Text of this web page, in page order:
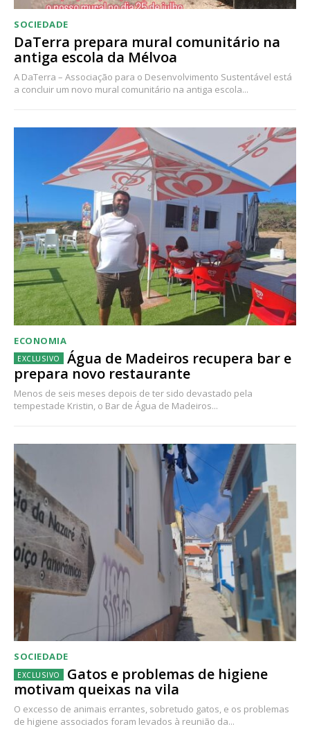
SOCIEDADE
DaTerra prepara mural comunitário na
antiga escola da Mélvoa
A DaTerra – Associação para o Desenvolvimento Sustentável está
a concluir um novo mural comunitário na antiga escola...
ECONOMIA
Água de Madeiros recupera bar e
prepara novo restaurante
Menos de seis meses depois de ter sido devastado pela
tempestade Kristin, o Bar de Água de Madeiros...
SOCIEDADE
Gatos e problemas de higiene
motivam queixas na vila
O excesso de animais errantes, sobretudo gatos, e os problemas
de higiene associados foram levados à reunião da...